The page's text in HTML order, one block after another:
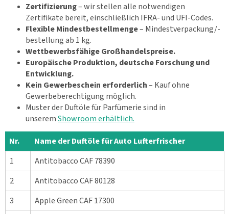
Zertifizierung– wir stellen alle notwendigen
Zertifikate bereit, einschließlich IFRA- und UFI-Codes.
Flexible Mindestbestellmenge– Mindestverpackung/-
bestellung ab 1 kg.
Wettbewerbsfähige Großhandelspreise.
Europäische Produktion, deutsche Forschung und
Entwicklung.
Kein Gewerbeschein erforderlich– Kauf ohne
Gewerbeberechtigung möglich.
Muster der Duftöle für Parfümerie sind in
unseremShowroom erhältlich.
Nr.
Name der Duftöle für Auto Lufterfrischer
1
Antitobacco CAF 78390
2
Antitobacco CAF 80128
3
Apple Green CAF 17300